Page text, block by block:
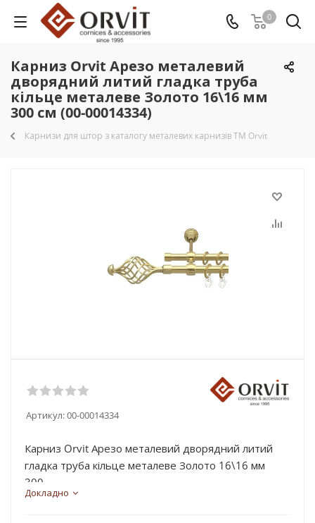
0
Карниз Orvit Арезо металевий
дворядний литий гладка труба
кільце металеве Золото 16\16 мм
300 см (00-00014334)
Карнизи для штор з каталогу металевих карнизів TM Orvit
Артикул:00-00014334
Карниз Orvit Арезо металевий дворядний литий
гладка труба кільце металеве Золото 16\16 мм
300...
Докладно